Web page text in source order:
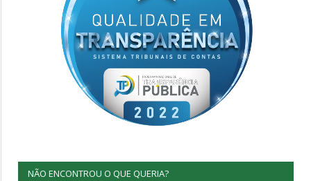
NÃO ENCONTROU O QUE QUERIA?